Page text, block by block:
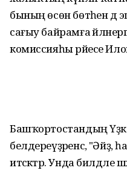
бының өсөн бөтәһен дә
сағыу байрамға
комиссияһы рәйесе
Башҡортостандың
белдереүҙәренсә, "Әйҙә,
итәсәктәр. Унда билдәле